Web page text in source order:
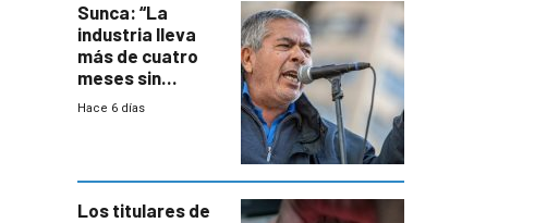
Sunca: “La
industria lleva
más de cuatro
meses sin
convenio
Hace 6 días
Los titulares de